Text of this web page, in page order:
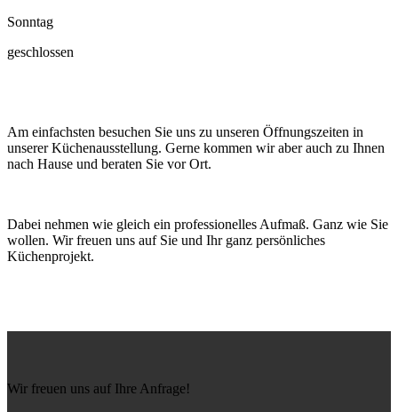
Sonntag
geschlossen
Am einfachsten besuchen Sie uns zu unseren Öffnungszeiten in
unserer Küchenausstellung. Gerne kommen wir aber auch zu Ihnen
nach Hause und beraten Sie vor Ort.
Dabei nehmen wie gleich ein professionelles Aufmaß. Ganz wie Sie
wollen. Wir freuen uns auf Sie und Ihr ganz persönliches
Küchenprojekt.
Wir freuen uns auf Ihre Anfrage!